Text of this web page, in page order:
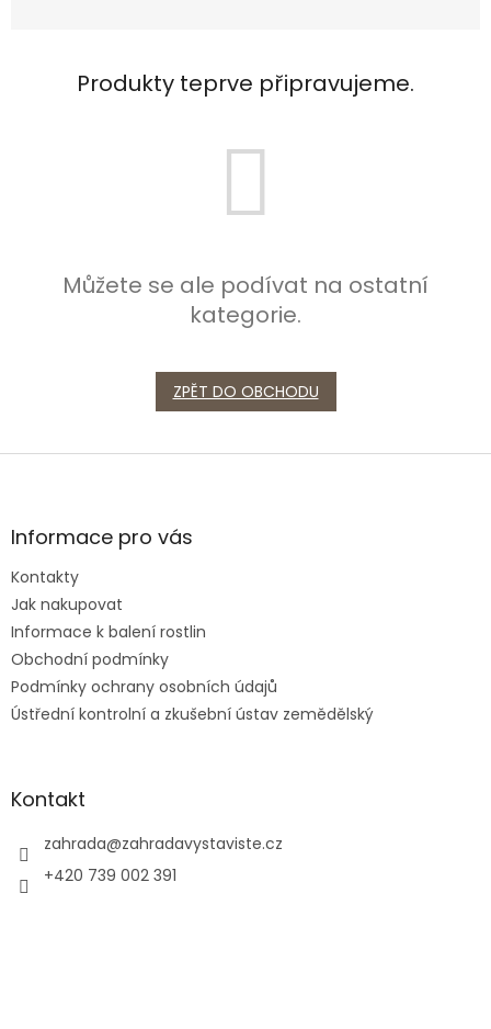
Produkty teprve připravujeme.
Můžete se ale podívat na ostatní
kategorie.
ZPĚT DO OBCHODU
Z
aInformace pro vás
Kontakty
Jak nakupovat
Informace k balení rostlin
Obchodní podmínky
Podmínky ochrany osobních údajů
Ústřední kontrolní a zkušební ústav zemědělský
Kontakt
zahrada@zahradavystaviste.cz
+420 739 002 391